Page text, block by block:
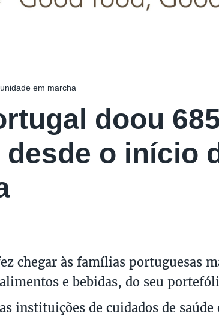
em marcha
doou
o início
chegar às famílias portuguesas
e bebidas, do seu
instituições de cuidados de saúde